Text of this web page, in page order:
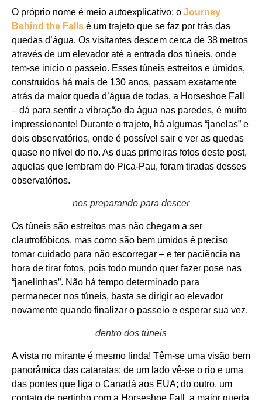
O próprio nome é meio autoexplicativo: o Journey
Behind the Falls é um trajeto que se faz por trás das
quedas d’água. Os visitantes descem cerca de 38 metros
através de um elevador até a entrada dos túneis, onde
tem-se início o passeio. Esses túneis estreitos e úmidos,
construídos há mais de 130 anos, passam exatamente
atrás da maior queda d’água de todas, a Horseshoe Fall
– dá para sentir a vibração da água nas paredes, é muito
impressionante! Durante o trajeto, há algumas “janelas” e
dois observatórios, onde é possível sair e ver as quedas
quase no nível do rio. As duas primeiras fotos deste post,
aquelas que lembram do Pica-Pau, foram tiradas desses
observatórios.
nos preparando para descer
Os túneis são estreitos mas não chegam a ser
clautrofóbicos, mas como são bem úmidos é preciso
tomar cuidado para não escorregar – e ter paciência na
hora de tirar fotos, pois todo mundo quer fazer pose nas
“janelinhas”. Não há tempo determinado para
permanecer nos túneis, basta se dirigir ao elevador
novamente quando finalizar o passeio e esperar sua vez.
dentro dos túneis
A vista no mirante é mesmo linda! Têm-se uma visão bem
panorâmica das cataratas: de um lado vê-se o rio e uma
das pontes que liga o Canadá aos EUA; do outro, um
contato de pertinho com a Horseshoe Fall, a maior queda